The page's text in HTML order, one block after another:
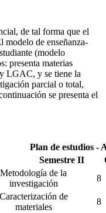
de tal forma que el
modelo de enseñanza-
(modelo
presenta materias
LGAC, y se tiene la
parcial o total,
se presenta el
Plan de estudios -
Semestre II
Metodología de la
investigación
8
Caracterización de
materiales
8